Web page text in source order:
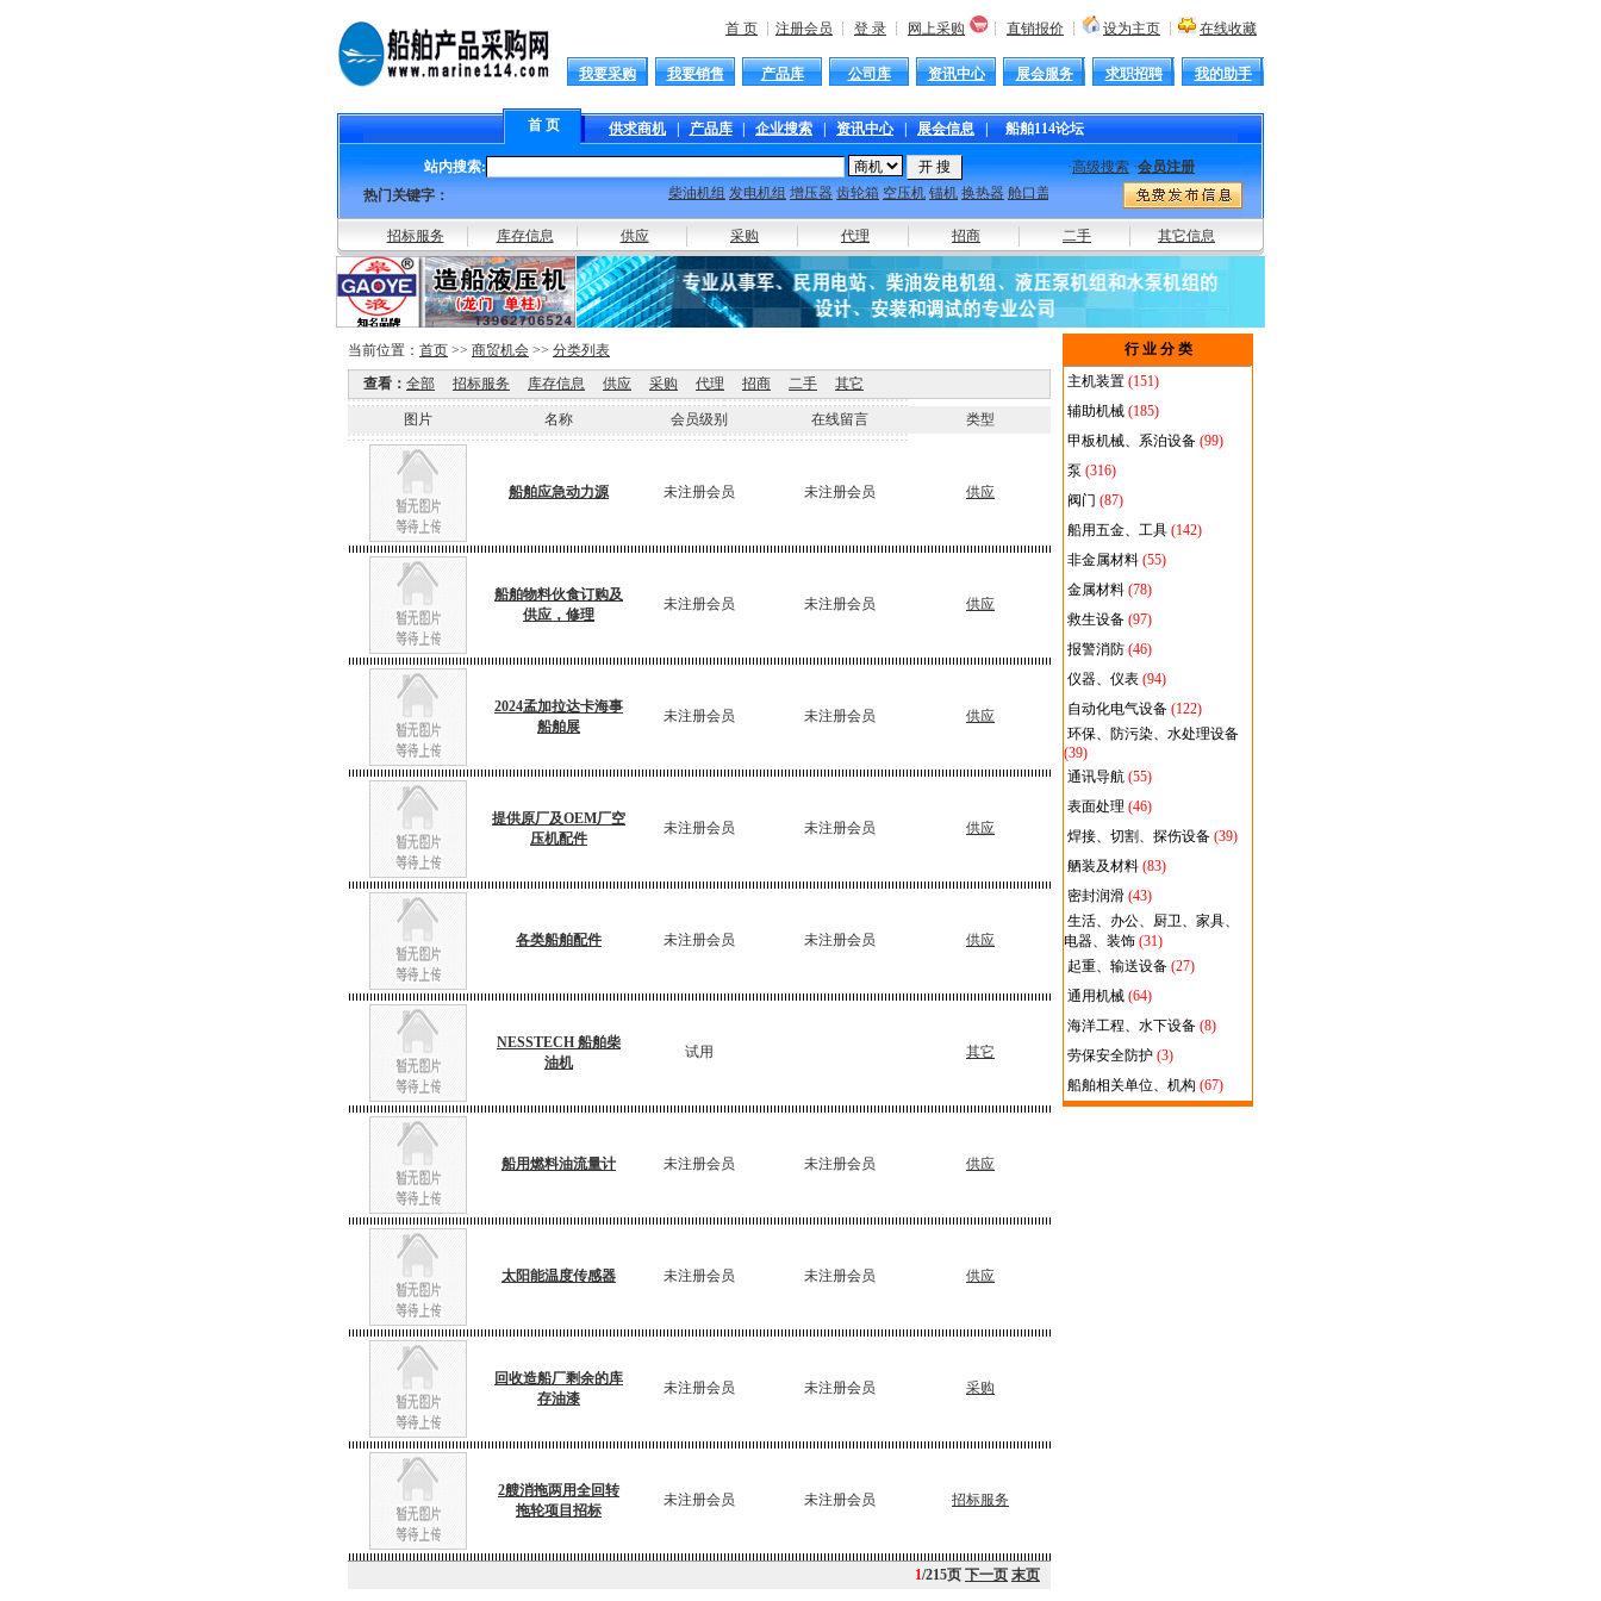
首 页 ┊ 注册会员 ┊ 登 录 ┊ 网上采购 ┊ 直销报价 ┊ 设为主页 ┊ 在线收藏
我要采购 我要销售 产品库 公司库 资讯中心 展会服务 求职招聘 我的助手
首 页 供求商机 | 产品库 | 企业搜索 | 资讯中心 | 展会信息 | 船舶114论坛
站内搜索: ·高级搜索·会员注册
热门关键字：
柴油机组 发电机组 增压器 齿轮箱 空压机 锚机 换热器 舱口盖 抛丸机 油水分离器 消防泵 海水泵
招标服务 库存信息 供应 采购 代理 招商 二手 其它信息
当前位置： 首页 >> 商贸机会 >> 分类列表
查看： 全部 招标服务 库存信息 供应 采购 代理 招商 二手 其它
图片 名称 会员级别 在线留言 类型
船舶应急动力源 未注册会员 未注册会员 供应
船舶物料伙食订购及
供应，修理
未注册会员 未注册会员 供应
2024孟加拉达卡海事
船舶展
未注册会员 未注册会员 供应
提供原厂及OEM厂空
压机配件
未注册会员 未注册会员 供应
各类船舶配件 未注册会员 未注册会员 供应
NESSTECH 船舶柴
油机
试用 其它
船用燃料油流量计 未注册会员 未注册会员 供应
太阳能温度传感器 未注册会员 未注册会员 供应
回收造船厂剩余的库
存油漆
未注册会员 未注册会员 采购
2艘消拖两用全回转
拖轮项目招标
未注册会员 未注册会员 招标服务
1/215页 下一页 末页
行 业 分 类
主机装置 (151)
辅助机械 (185)
甲板机械、系泊设备 (99)
泵 (316)
阀门 (87)
船用五金、工具 (142)
非金属材料 (55)
金属材料 (78)
救生设备 (97)
报警消防 (46)
仪器、仪表 (94)
自动化电气设备 (122)
环保、防污染、水处理设备
(39)
通讯导航 (55)
表面处理 (46)
焊接、切割、探伤设备 (39)
舾装及材料 (83)
密封润滑 (43)
生活、办公、厨卫、家具、
电器、装饰 (31)
起重、输送设备 (27)
通用机械 (64)
海洋工程、水下设备 (8)
劳保安全防护 (3)
船舶相关单位、机构 (67)